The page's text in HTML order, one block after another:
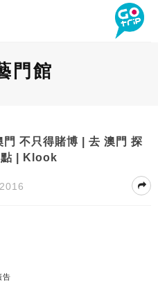
門館
門 不只得賭博 | 去 澳門 探
點 | Klook
告